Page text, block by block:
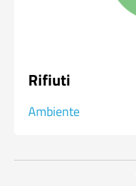
Rifiuti
Ambiente